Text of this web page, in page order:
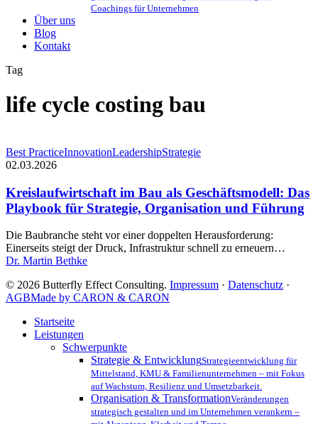
Coachings für Unternehmen
Über uns
Blog
Kontakt
Tag
life cycle costing bau
Kreislaufwirtschaft
im
als
Geschäftsmodell:
Das
für
Strategie,
Organisation
und
Führung
Best PracticeInnovationLeadershipStrategie
02.03.2026
Kreislaufwirtschaft im Bau als Geschäftsmodell: Das
Playbook für Strategie, Organisation und Führung
Die Baubranche steht vor einer doppelten Herausforderung:
Einerseits steigt der Druck, Infrastruktur schnell zu erneuern…
Dr. Martin Bethke
© 2026 Butterfly Effect Consulting. Impressum · Datenschutz ·
AGBMade by CARON & CARON
Close
Menu
Startseite
Leistungen
Schwerpunkte
Strategie & EntwicklungStrategieentwicklung für
Mittelstand, KMU & Familienunternehmen – mit Fokus
auf Wachstum, Resilienz und Umsetzbarkeit.
Organisation & TransformationVeränderungen
strategisch gestalten und im Unternehmen verankern –